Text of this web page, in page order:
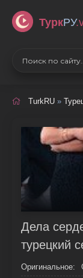
ТуркРУ
TurkRU »
Дела
турецкий
Оригинальное: